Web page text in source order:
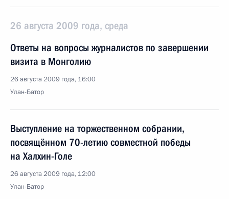
26 августа 2009 года, среда
Ответы на вопросы журналистов по завершении
визита в Монголию
26 августа 2009 года, 16:00
Улан-Батор
Выступление на торжественном собрании,
посвящённом 70-летию совместной победы
на Халхин-Голе
26 августа 2009 года, 12:00
Улан-Батор